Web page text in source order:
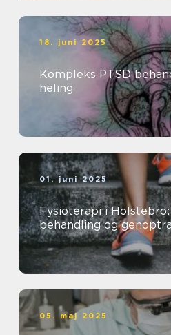
18. juni 2025
Kompleks PTSD
heling
01. juni 2025
Fysioterapi i
behandling og
05. maj 2025